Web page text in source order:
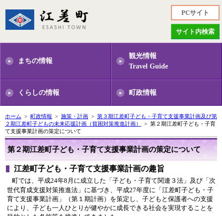
PCサイト
サイト内検索
まちの情報
観光情報
Travel Guide
くらしの情報 町政情報
ホーム > 町政情報 > 施策・計画 > 第３期江差町子ども・子育て支援事業計画及び第
２期江差町子どもの未来応援計画（貧困対策推進計画）
> 第２期江差町子ども・子育
て支援事業計画の策定について
第２期江差町子ども・子育て支援事業計画の策定について
江差町子ども・子育て支援事業計画の趣旨
町では、平成24年8月に成立した「子ども・子育て関連３法」及び「次
世代育成支援対策推進法」に基づき、平成27年度に「江差町子ども・子
育て支援事業計画」（第１期計画）を策定し、子どもと保護者への支援
により、子ども一人ひとりが健やかに成長できる社会を実現することを